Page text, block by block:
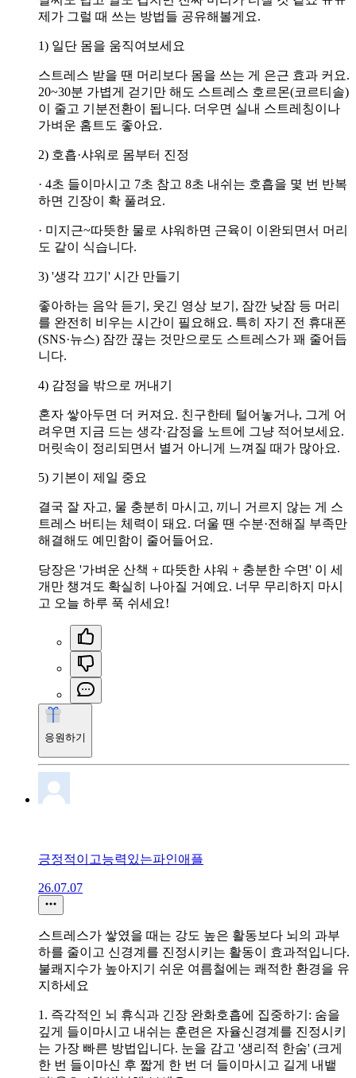
제가 그럴 때 쓰는 방법들 공유해볼게요.
1) 일단 몸을 움직여보세요
스트레스 받을 땐 머리보다 몸을 쓰는 게 은근 효과 커요.
20~30분 가볍게 걷기만 해도 스트레스 호르몬(코르티솔)
이 줄고 기분전환이 됩니다. 더우면 실내 스트레칭이나
가벼운 홈트도 좋아요.
2) 호흡·샤워로 몸부터 진정
· 4초 들이마시고 7초 참고 8초 내쉬는 호흡을 몇 번 반복
하면 긴장이 확 풀려요.
· 미지근~따뜻한 물로 샤워하면 근육이 이완되면서 머리
도 같이 식습니다.
3) '생각 끄기' 시간 만들기
좋아하는 음악 듣기, 웃긴 영상 보기, 잠깐 낮잠 등 머리
를 완전히 비우는 시간이 필요해요. 특히 자기 전 휴대폰
(SNS·뉴스) 잠깐 끊는 것만으로도 스트레스가 꽤 줄어듭
니다.
4) 감정을 밖으로 꺼내기
혼자 쌓아두면 더 커져요. 친구한테 털어놓거나, 그게 어
려우면 지금 드는 생각·감정을 노트에 그냥 적어보세요.
머릿속이 정리되면서 별거 아니게 느껴질 때가 많아요.
5) 기본이 제일 중요
결국 잘 자고, 물 충분히 마시고, 끼니 거르지 않는 게 스
트레스 버티는 체력이 돼요. 더울 땐 수분·전해질 부족만
해결해도 예민함이 줄어들어요.
당장은 '가벼운 산책 + 따뜻한 샤워 + 충분한 수면' 이 세
개만 챙겨도 확실히 나아질 거예요. 너무 무리하지 마시
고 오늘 하루 푹 쉬세요!
응원하기
긍정적이고능력있는파인애플
26.07.07
스트레스가 쌓였을 때는 강도 높은 활동보다 뇌의 과부
하를 줄이고 신경계를 진정시키는 활동이 효과적입니다.
불쾌지수가 높아지기 쉬운 여름철에는 쾌적한 환경을 유
지하세요
1. 즉각적인 뇌 휴식과 긴장 완화호흡에 집중하기: 숨을
깊게 들이마시고 내쉬는 훈련은 자율신경계를 진정시키
는 가장 빠른 방법입니다. 눈을 감고 '생리적 한숨' (크게
한 번 들이마신 후 짧게 한 번 더 들이마시고 길게 내뱉